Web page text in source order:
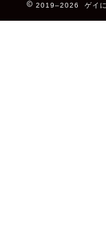
2019–2026 ゲイに